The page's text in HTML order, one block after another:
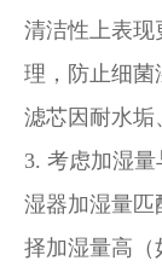
清洁性上表现
理，防止细菌
滤芯因耐水垢
3. 考虑加湿量
湿器加湿量匹
择加湿量高（